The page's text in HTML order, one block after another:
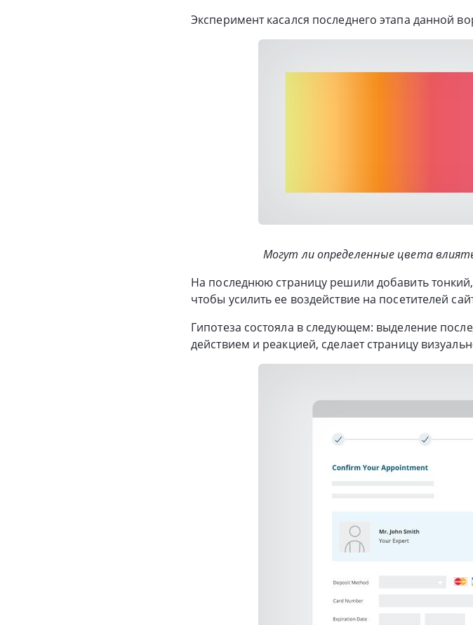
Эксперимент касался последнего этапа данной
Могут ли определенные цвета
На последнюю страницу решили добавить
чтобы усилить ее воздействие на посетителей
Гипотеза состояла в следующем: выделение
действием и реакцией, сделает страницу